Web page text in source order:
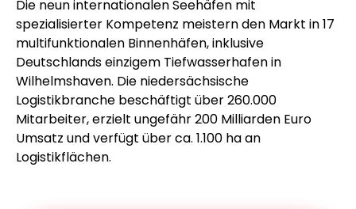
Die neun internationalen Seehäfen mit
spezialisierter Kompetenz meistern den Markt in 17
multifunktionalen Binnenhäfen, inklusive
Deutschlands einzigem Tiefwasserhafen in
Wilhelmshaven. Die niedersächsische
Logistikbranche beschäftigt über 260.000
Mitarbeiter, erzielt ungefähr 200 Milliarden Euro
Umsatz und verfügt über ca. 1.100 ha an
Logistikflächen.